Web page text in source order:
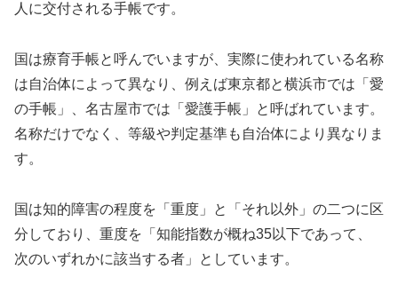
人に交付される手帳です。
国は療育手帳と呼んでいますが、実際に使われている名称
は自治体によって異なり、例えば東京都と横浜市では「愛
の手帳」、名古屋市では「愛護手帳」と呼ばれています。
名称だけでなく、等級や判定基準も自治体により異なりま
す。
国は知的障害の程度を「重度」と「それ以外」の二つに区
分しており、重度を「知能指数が概ね35以下であって、
次のいずれかに該当する者」としています。